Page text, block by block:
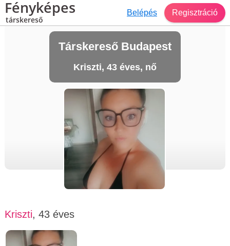
Fényképes
társkereső
Belépés Regisztráció
Társkereső Budapest
Kriszti, 43 éves, nő
Kriszti, 43 éves